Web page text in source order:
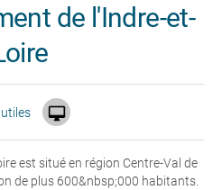
de l'Indre-et-

est situé en région Centre-Val de
de plus 600&nbsp;000 habitants.